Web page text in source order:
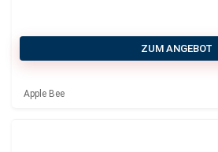
ZUM ANGEBOT
Apple Bee